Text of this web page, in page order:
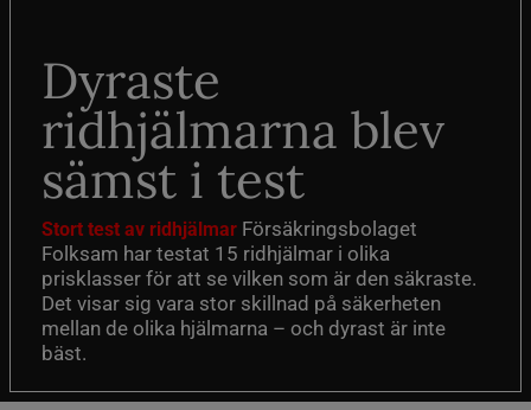
Dyraste
ridhjälmarna blev
sämst i test
Stort test av ridhjälmar Försäkringsbolaget
Folksam har testat 15 ridhjälmar i olika
prisklasser för att se vilken som är den säkraste.
Det visar sig vara stor skillnad på säkerheten
mellan de olika hjälmarna – och dyrast är inte
bäst.